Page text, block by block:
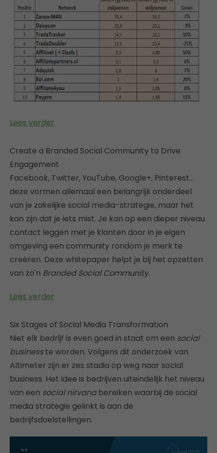
Lees verder
Create a Branded Social Community to Drive
Engagement
Facebook, Twitter, YouTube, Google+, Pinterest…
deze vormen allemaal een belangrijk onderdeel
van je zakelijke social media-strategie, maar het
kan zijn dat je iets mist. Je kan op een dieper niveau
contact leggen met je klanten door in je eigen
omgeving een community rondom je merk te
creëren. Deze whitepaper helpt je bij het opzetten
van zo'n Branded Social Community.
Lees verder
Six Stages of Social Media Transformation
Niet elk bedrijf is even goed in staat om een social
businesste worden. Volgens dit onderzoek van
Altimeter zijn er zes stadia op weg naar social
business. Het idee is bedrijven uiteindelijk het niveau
van een social nirvanabereiken waarbij de social
media strategie gelinkt is aan de
bedrijfsdoelstellingen.